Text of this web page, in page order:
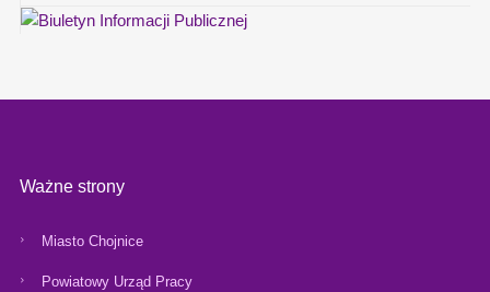
Ważne strony
Miasto Chojnice
Powiatowy Urząd Pracy